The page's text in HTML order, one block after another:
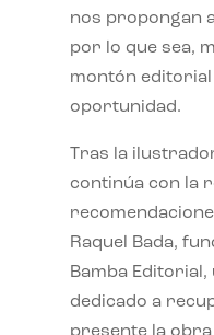
nos propongan
por lo que sea,
montón editorial
oportunidad.
Tras la
continúa con la
Raquel Bada,
Bamba
dedicado a